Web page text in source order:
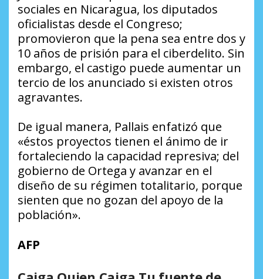
sociales en Nicaragua, los diputados
oficialistas desde el Congreso;
promovieron que la pena sea entre dos y
10 años de prisión para el ciberdelito. Sin
embargo, el castigo puede aumentar un
tercio de los anunciado si existen otros
agravantes.
De igual manera, Pallais enfatizó que
«éstos proyectos tienen el ánimo de ir
fortaleciendo la capacidad represiva; del
gobierno de Ortega y avanzar en el
diseño de su régimen totalitario, porque
sienten que no gozan del apoyo de la
población».
AFP